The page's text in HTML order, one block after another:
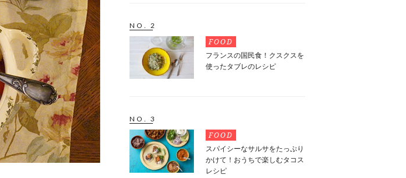
NO. 2
FOOD
フランスの国民食！クスクスを
使ったタブレのレシピ
NO. 3
FOOD
スパイシーなサルサをたっぷり
かけて！おうちで楽しむタコス
レシピ